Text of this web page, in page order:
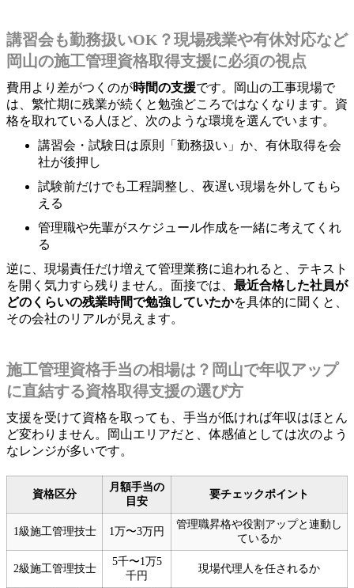
講習会も勤務扱いOK？現場残業や有休対応など
岡山の施工管理資格取得支援に必須の視点
費用より差がつくのが時間の支援です。岡山の工事現場で
は、繁忙期に残業が続くと勉強どころではなくなります。資
格を取れている人ほど、次のような環境を選んでいます。
講習会・試験日は原則「勤務扱い」か、有休取得を会
社が後押し
試験前だけでも工程調整し、夜遅い現場を外してもら
える
管理職や先輩がスケジュール作成を一緒に考えてくれ
る
逆に、現場責任だけ増えて管理業務に追われると、テキスト
を開く気力すら残りません。面接では、 最近合格した社員が
どのくらいの残業時間で勉強していたかを具体的に聞くと、
その会社のリアルが見えます。
施工管理資格手当の相場は？岡山で年収アップ
に直結する資格取得支援の選び方
支援を受けて資格を取っても、手当が低ければ年収はほとん
ど変わりません。岡山エリアだと、体感値としては次のよう
なレンジが多いです。
資格区分
月額手当の
目安
要チェックポイント
1級施工管理技士 1万〜3万円
管理職昇格や役割アップと連動し
ているか
2級施工管理技士
5千〜1万5
千円
現場代理人を任されるか